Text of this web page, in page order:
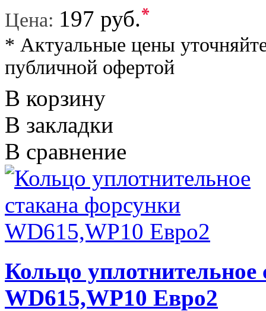
Цена: 197 руб.*
* Актуальные цены
публичной офертой
В корзину
В закладки
В сравнение
Кольцо уплотнительное
WD615,WP10 Евро2